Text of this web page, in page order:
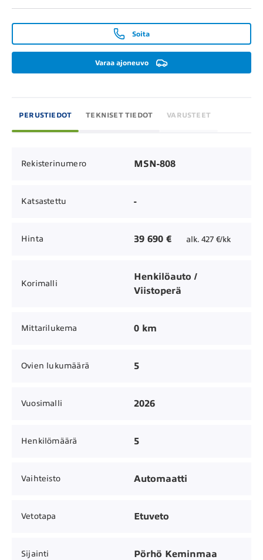
Soita
Varaa ajoneuvo
PERUSTIEDOT TEKNISET TIEDOT VARUSTEET
Rekisterinumero MSN-808
Katsastettu -
Hinta 39 690 € alk. 427 €/kk
Korimalli
Henkilöauto /
Viistoperä
Mittarilukema 0 km
Ovien lukumäärä 5
Vuosimalli 2026
Henkilömäärä 5
Vaihteisto Automaatti
Vetotapa Etuveto
Sijainti Pörhö Keminmaa